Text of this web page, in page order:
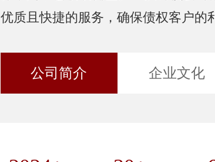
优质且快捷的服务，确保债权客户的
公司简介 企业文化